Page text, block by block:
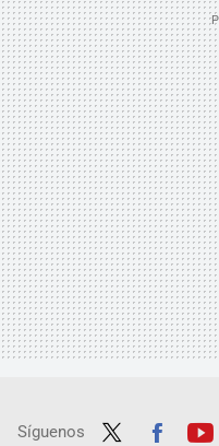
Síguenos